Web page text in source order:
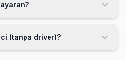
(tanpa driver)?